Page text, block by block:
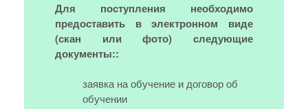
Для поступления необходимо
предоставить в электронном виде
(скан или фото) следующие
документы::
заявка на обучение и договор об
обучении